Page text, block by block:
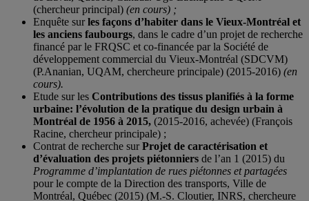
(chercheur principal) (en cours) ;
Enquête surles façons d’habiter dans le Vieux-Montréal et
les anciens faubourgs, dans le cadre d’un projet de recherche
financé par le FRQSC et co-financée par la Société de
développement commercial du Vieux-Montréal (SDCVM)
(P.Ananian, UQAM, chercheure principale) (2015-2016) (en
cours).
Etude sur les Contributions des tissus planifiés à la forme
urbaine: l’évolution de la pratique du design urbain à
Montréal de 1956 à 2015, (2015-2016, achevée) (François
Racine, chercheur principale) ;
Contrat de recherche surProjet de caractérisation et
d’évaluation des projets piétonniers de l’an 1 (2015) du
Programme d’implantation de rues piétonnes et partagées
pour le compte de la Direction des transports, Ville de
Montréal, Québec (2015) (M.-S. Cloutier, INRS, chercheure